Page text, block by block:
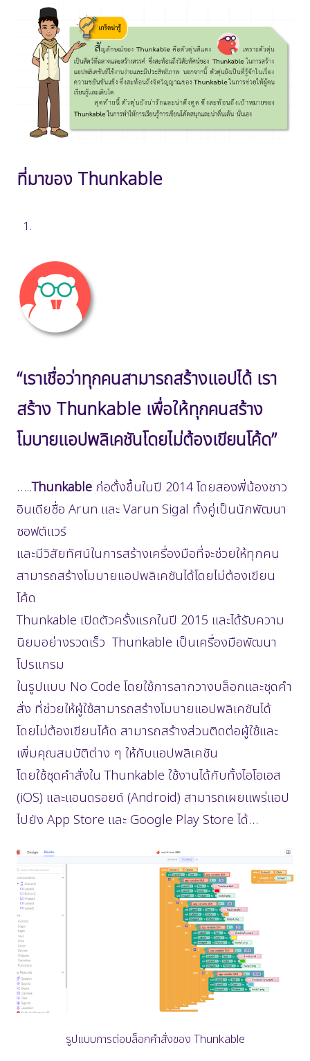
ที่มาของ Thunkable
“เราเชื่อว่าทุกคนสามารถสร้างแอปได้ เรา
สร้าง Thunkable เพื่อให้ทุกคนสร้าง
โมบายแอปพลิเคชันโดยไม่ต้องเขียนโค้ด”
…..Thunkable ก่อตั้งขึ้นในปี 2014 โดยสองพี่น้องชาว
อินเดียชื่อ Arun และ Varun Sigal ทั้งคู่เป็นนักพัฒนา
ซอฟต์แวร์
และมีวิสัยทัศน์ในการสร้างเครื่องมือที่จะช่วยให้ทุกคน
สามารถสร้างโมบายแอปพลิเคชันได้โดยไม่ต้องเขียน
โค้ด
Thunkable เปิดตัวครั้งแรกในปี 2015 และได้รับความ
นิยมอย่างรวดเร็ว Thunkable เป็นเครื่องมือพัฒนา
โปรแกรม
ในรูปแบบ No Code โดยใช้การลากวางบล็อกและชุดคำ
สั่ง ที่ช่วยให้ผู้ใช้สามารถสร้างโมบายแอปพลิเคชันได้
โดยไม่ต้องเขียนโค้ด สามารถสร้างส่วนติดต่อผู้ใช้และ
เพิ่มคุณสมบัติต่าง ๆ ให้กับแอปพลิเคชัน
โดยใช้ชุดคำสั่งใน Thunkable ใช้งานได้กับทั้งไอโอเอส
(iOS) และแอนดรอยด์ (Android) สามารถเผยแพร่แอป
ไปยัง App Store และ Google Play Store ได้…
รูปแบบการต่อบล็อกคำสั่งของ Thunkable